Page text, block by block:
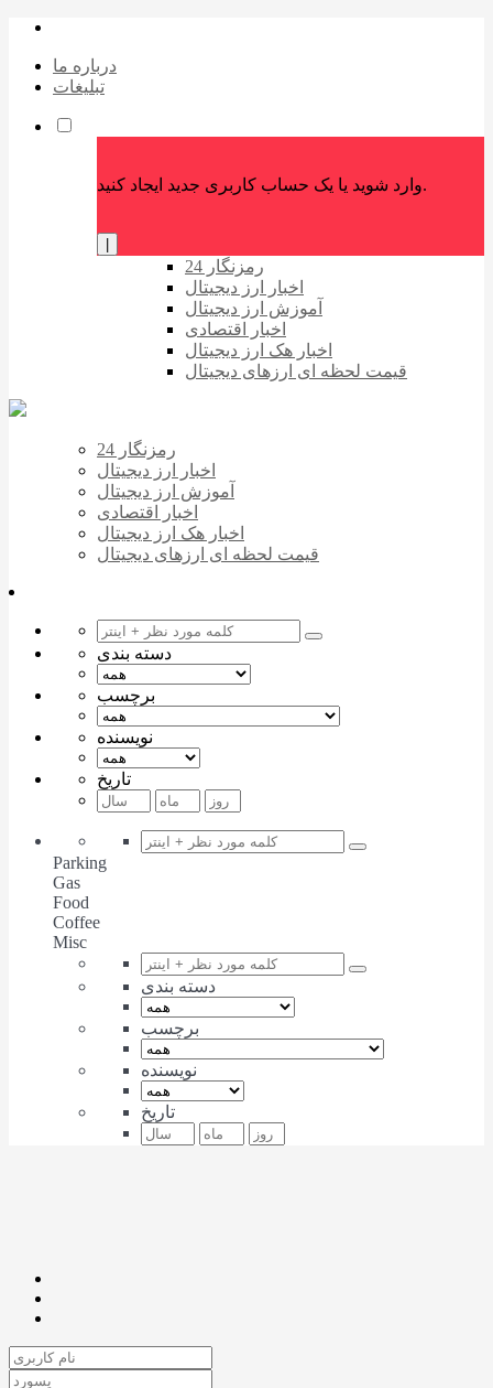
درباره ما
تبلیغات
وارد شوید یا یک حساب کاربری جدید ایجاد کنید.
رمزنگار 24
اخبار ارز دیجیتال
آموزش ارز دیجیتال
اخبار اقتصادی
اخبار هک ارز دیجیتال
قیمت لحظه ای ارزهای دیجیتال
رمزنگار 24
اخبار ارز دیجیتال
آموزش ارز دیجیتال
اخبار اقتصادی
اخبار هک ارز دیجیتال
قیمت لحظه ای ارزهای دیجیتال
دسته بندی
برچسب
نویسنده
تاریخ
Parking
Gas
Food
Coffee
Misc
دسته بندی
برچسب
نویسنده
تاریخ